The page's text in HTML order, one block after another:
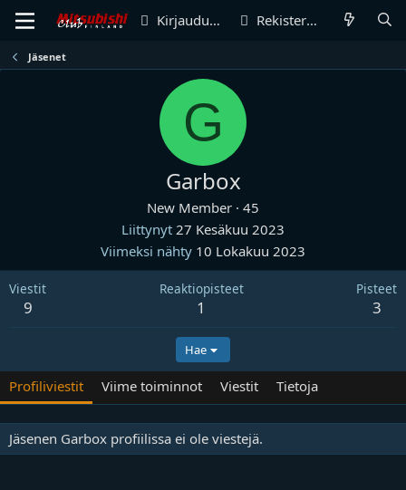
Kirjaudu sisään Rekisteröidy
Jäsenet
G
Garbox
New Member · 45
Liittynyt 27 Kesäkuu 2023
Viimeksi nähty 10 Lokakuu 2023
Viestit
9
Reaktiopisteet
1
Pisteet
3
Hae
Profiliviestit Viime toiminnot Viestit Tietoja
Jäsenen Garbox profiilissa ei ole viestejä.